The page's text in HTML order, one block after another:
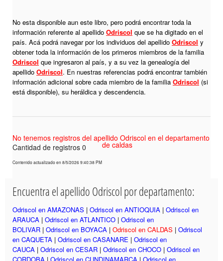
No esta disponible aun este libro, pero podrá encontrar toda la
información referente al apellido Odriscol que se ha digitado en el
país. Acá podrá navegar por los individuos del apellido Odriscol y
obtener toda la información de los primeros miembros de la familia
Odriscol que ingresaron al país, y a su vez la genealogía del
apellido Odriscol. En nuestras referencias podrá encontrar también
información adicional sobre cada miembro de la familia Odriscol (si
está disponible), su heráldica y descendencia.
No tenemos registros del apellido Odriscol en el departamento
de caldas
Cantidad de registros 0
Contenido actualizado en 8/5/2026 9:40:38 PM
Encuentra el apellido Odriscol por departamento:
Odriscol en AMAZONAS | Odriscol en ANTIOQUIA | Odriscol en
ARAUCA | Odriscol en ATLANTICO | Odriscol en
BOLIVAR | Odriscol en BOYACA | Odriscol en CALDAS | Odriscol
en CAQUETA | Odriscol en CASANARE | Odriscol en
CAUCA | Odriscol en CESAR | Odriscol en CHOCO | Odriscol en